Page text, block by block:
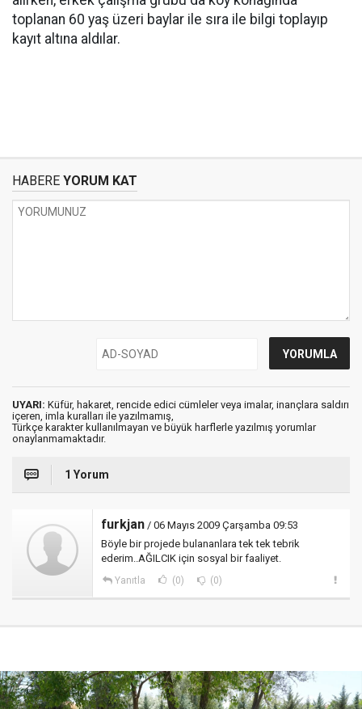
toplanan 60 yaş üzeri baylar ile sıra ile bilgi toplayıp
kayıt altına aldılar.
HABERE YORUM KAT
UYARI: Küfür, hakaret, rencide edici cümleler veya imalar, inançlara saldırı
içeren, imla kuralları ile yazılmamış,
Türkçe karakter kullanılmayan ve büyük harflerle yazılmış yorumlar
onaylanmamaktadır.
1 Yorum
furkjan / 06 Mayıs 2009 Çarşamba 09:53
Böyle bir projede bulananlara tek tek tebrik
ederim..AĞILCIK için sosyal bir faaliyet.
Yanıtla (0) (0)